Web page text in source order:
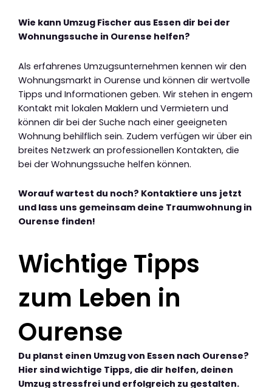
Wie kann Umzug Fischer aus Essen dir bei der
Wohnungssuche in Ourense helfen?
Als erfahrenes Umzugsunternehmen kennen wir den
Wohnungsmarkt in Ourense und können dir wertvolle
Tipps und Informationen geben. Wir stehen in engem
Kontakt mit lokalen Maklern und Vermietern und
können dir bei der Suche nach einer geeigneten
Wohnung behilflich sein. Zudem verfügen wir über ein
breites Netzwerk an professionellen Kontakten, die
bei der Wohnungssuche helfen können.
Worauf wartest du noch? Kontaktiere uns jetzt
und lass uns gemeinsam deine Traumwohnung in
Ourense finden!
Wichtige Tipps
zum Leben in
Ourense
Du planst einen Umzug von Essen nach Ourense?
Hier sind wichtige Tipps, die dir helfen, deinen
Umzug stressfrei und erfolgreich zu gestalten.